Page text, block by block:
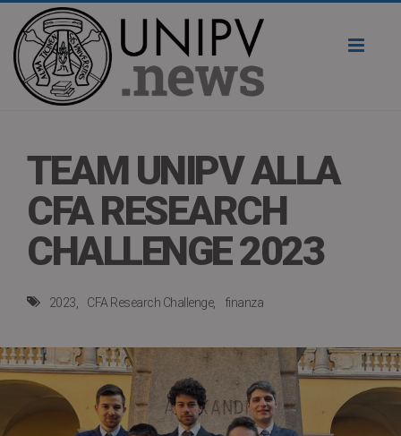
TEAM UNIPV ALLA
CFA RESEARCH
CHALLENGE 2023
2023 CFA Research Challenge finanza